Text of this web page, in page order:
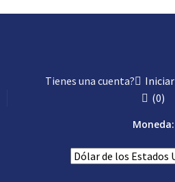
Tienes una cuenta? Iniciar
(0)
Moneda: